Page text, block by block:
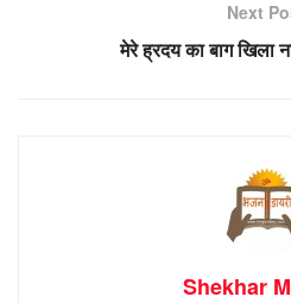
Next
मेरे ह्रदय का बाग खिला
Shekhar